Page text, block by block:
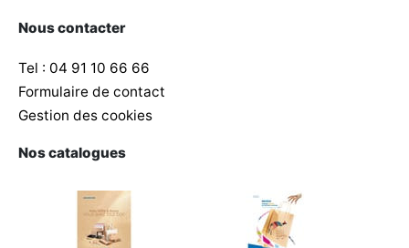
Nous contacter
Tel : 04 91 10 66 66
Formulaire de contact
Gestion des cookies
Nos catalogues